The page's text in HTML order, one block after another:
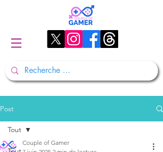
Post
Tout
Couple of Gamer